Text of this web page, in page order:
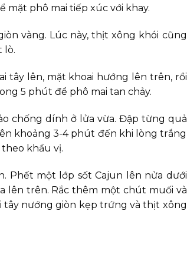
mặt phô mai tiếp xúc với khay.
vàng. Lúc này, thịt xông khói cũng
lò.
tây lên, mặt khoai hướng lên trên, rồi
5 phút để phô mai tan chảy.
chống dính ở lửa vừa. Đập từng quả
khoảng 3-4 phút đến khi lòng trắng
khẩu vị.
Phết một lớp sốt Cajun lên nửa dưới
lên trên. Rắc thêm một chút muối và
tây nướng giòn kẹp trứng và thịt xông